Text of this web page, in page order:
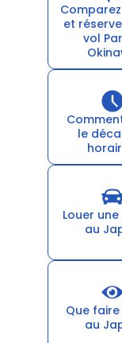
et
vol
le
Louer
au
Que
au